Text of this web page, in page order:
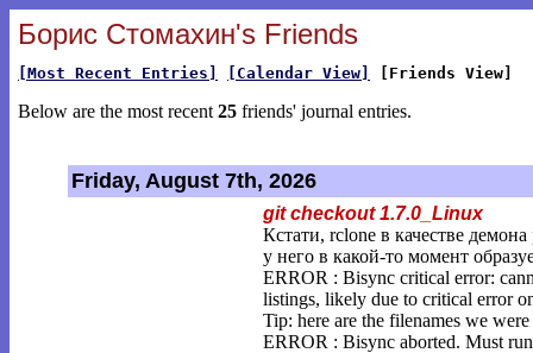
Борис Стомахин's Friends
[Most Recent Entries] [Calendar View] [Friends View]
Below are the most recent 25 friends' journal entries.
Friday, August 7th, 2026
git checkout 1.7.0_Linux
Кстати, rclone в качестве
у него в какой-то момент
ERROR : Bisync critical error:
listings, likely due to critical error
Tip: here are the filenames we
ERROR : Bisync aborted. Must